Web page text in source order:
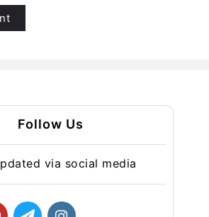
Follow Us
via social media